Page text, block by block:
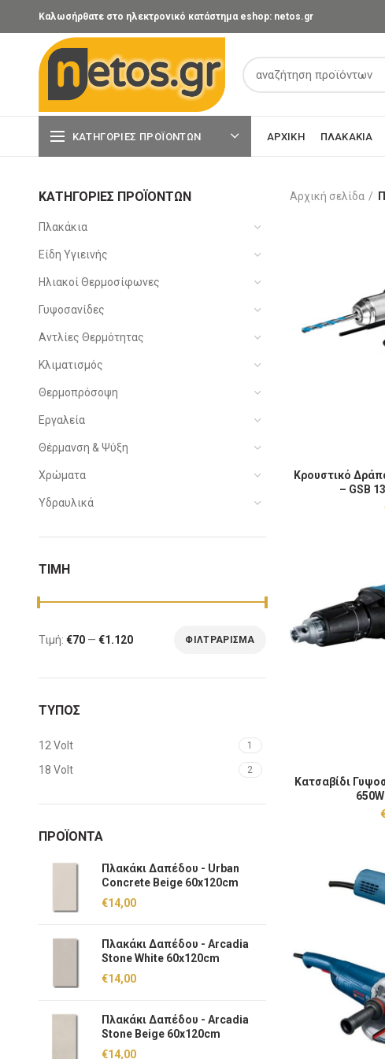
Καλωσήρθατε στο ηλεκτρονικό κατάστημα eshop: netos.gr
ΚΑΤΗΓΟΡΊΕΣ ΠΡΟΪΌΝΤΩΝ ΑΡΧΙΚΉ ΠΛΑΚΆΚΙΑ
ΚΑΤΗΓΟΡΊΕΣ ΠΡΟΪΌΝΤΩΝ
Πλακάκια
Είδη Υγιεινής
Ηλιακοί Θερμοσίφωνες
Γυψοσανίδες
Αντλίες Θερμότητας
Κλιματισμός
Θερμοπρόσοψη
Εργαλεία
Θέρμανση & Ψύξη
Χρώματα
Υδραυλικά
ΤΙΜΗ
Ελάχιστη
Μέγιστη
ΦΙΛΤΡΆΡΙΣΜΑ
Τιμή: €70— €1.120
ΤΥΠΟΣ
12 Volt 1
18 Volt 2
ΠΡΟΪΌΝΤΑ
Πλακάκι Δαπέδου - Urban
Concrete Beige 60x120cm
€14,00
Πλακάκι Δαπέδου - Arcadia
Stone White 60x120cm
€14,00
Πλακάκι Δαπέδου - Arcadia
Stone Beige 60x120cm
€14,00
Αρχική σελίδα
Κρουστικό
Κρουστικό
– GSB
Κατσαβίδι
Κατσαβίδι